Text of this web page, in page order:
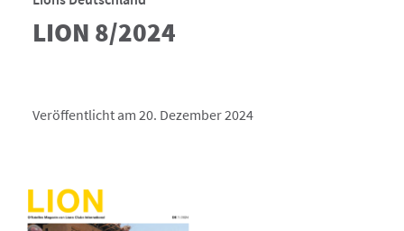
LION 8/2024
Veröffentlicht am 20. Dezember 2024